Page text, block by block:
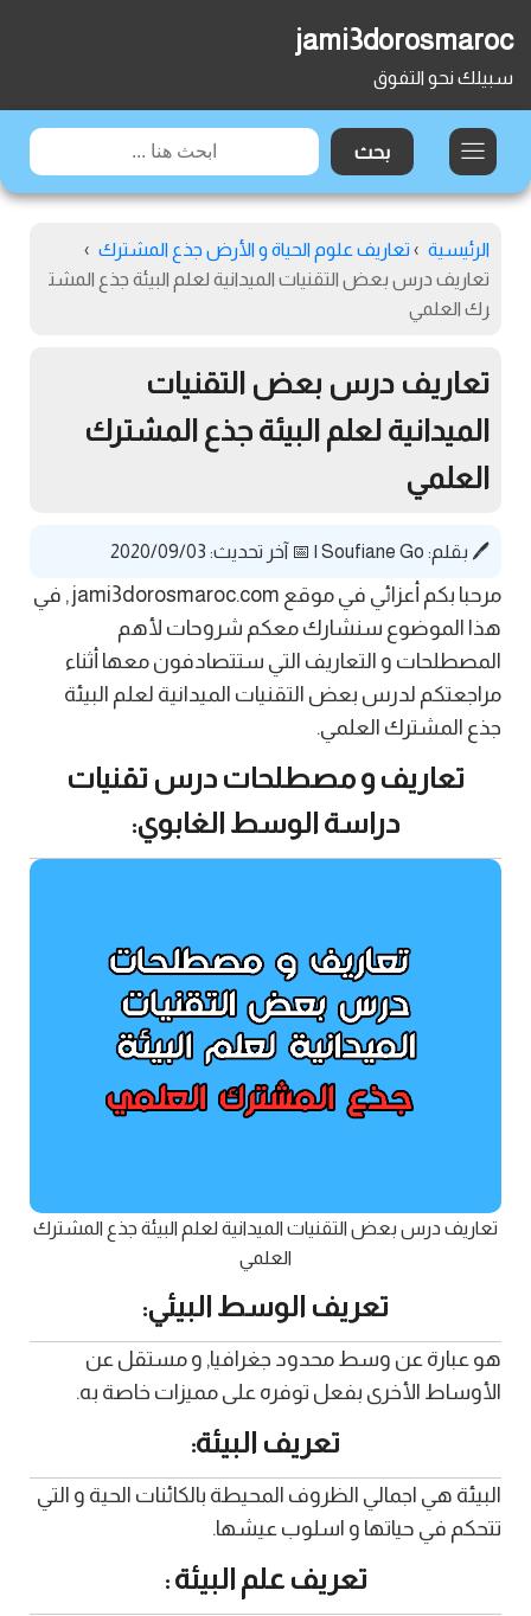
jami3dorosmaroc
سبيلك نحو التفوق
الرئيسية › تعاريف علوم الحياة و الأرض جذع المشترك ›
تعاريف درس بعض التقنيات الميدانية لعلم البيئة جذع المشت
رك العلمي
تعاريف درس بعض التقنيات
الميدانية لعلم البيئة جذع المشترك
العلمي
🖊️ بقلم: Soufiane Go
| 📅 آخر تحديث: 2020/09/03
مرحبا بكم أعزائي في موقع jami3dorosmaroc.com , في
هذا الموضوع سنشارك معكم شروحات لأهم
المصطلحات و التعاريف التي ستتصادفون معها أثناء
مراجعتكم لدرس بعض التقنيات الميدانية لعلم البيئة
جذع المشترك العلمي.
تعاريف و مصطلحات درس تقنيات
دراسة الوسط الغابوي:
تعاريف درس بعض التقنيات الميدانية لعلم البيئة جذع المشترك
العلمي
تعريف الوسط البيئي:
هو عبارة عن وسط محدود جغرافيا, و مستقل عن
الأوساط الأخرى بفعل توفره على مميزات خاصة به.
تعريف البيئة:
البيئة هي اجمالي الظروف المحيطة بالكائنات الحية و التي
تتحكم في حياتها و اسلوب عيشها.
تعريف علم البيئة :